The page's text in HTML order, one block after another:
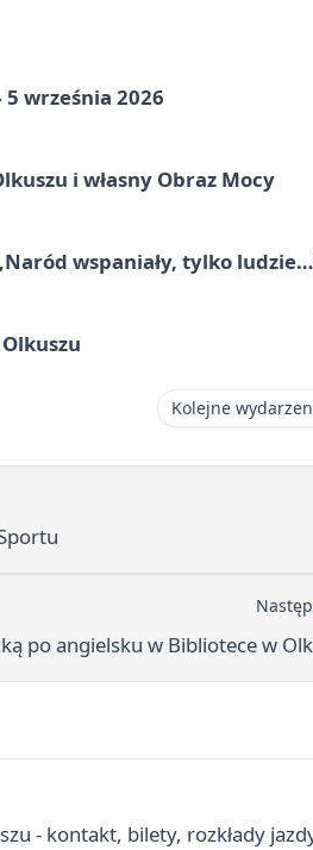
5 września 2026
i własny Obraz Mocy
wspaniały, tylko
Kolejne
po angielsku w Bibliotece w
- kontakt, bilety, rozkłady